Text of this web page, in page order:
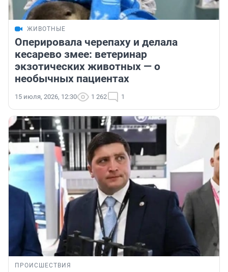
ЖИВОТНЫЕ
Оперировала черепаху и делала
кесарево змее: ветеринар
экзотических животных — о
необычных пациентах
15 июля, 2026, 12:30 1 262 1
ПРОИСШЕСТВИЯ